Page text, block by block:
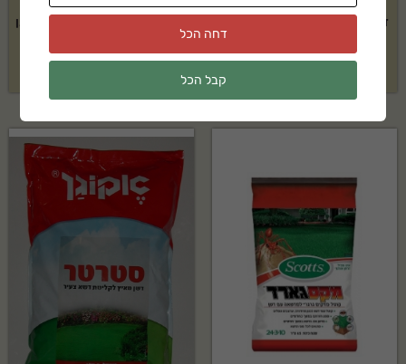
דשן אוניברסלי 750 סמ"ק אקוגן
₪49
₪74
דחה הכל
קבל הכל